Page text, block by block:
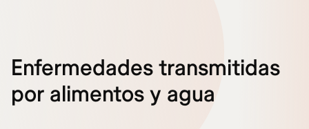
Enfermedades transmitidas
por alimentos y agua